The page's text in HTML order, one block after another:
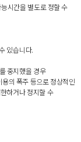
시간을 별도로 정할 수
있습니다.
중지했을 경우
의 폭주 등으로 정상적인
하거나 정지할 수